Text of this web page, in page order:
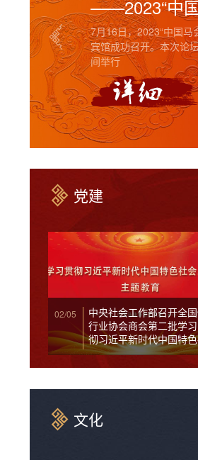
为落实《全国马产业
科技人才支撑”的重
月18日在乌鲁木齐·
党建
02/05
中央社会工作部召开全
行业协会商会第二批学
彻习近平新时代中国特
会主义思想主题教育总
文化